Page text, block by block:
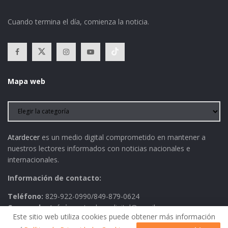
Cuando termina el día, comienza la noticia.
Mapa web
Atardecer es un medio digital comprometido en mantener a
nuestros lectores informados con noticias nacionales e
internacionales.
Información de contacto:
Teléfono: 829-922-0990/849-879-0624
Correo electrónico:atardecerdigital@gmail.com
Este sitio web utiliza cookies puede obtener más información